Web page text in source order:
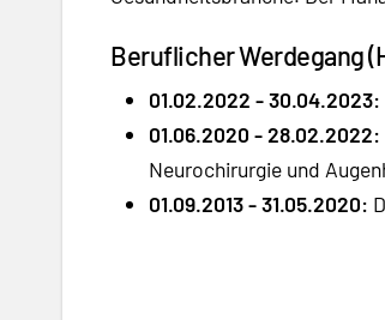
Beruflicher Werdegang
01.02.2022 - 30.04.2023:
01.06.2020 - 28.02.2022:
Neurochirurgie und
01.09.2013 - 31.05.2020: